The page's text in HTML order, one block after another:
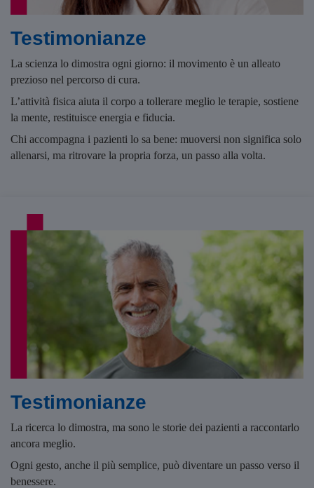
Testimonianze
La scienza lo dimostra ogni giorno: il movimento è un alleato
prezioso nel percorso di cura.
L’attività fisica aiuta il corpo a tollerare meglio le terapie, sostiene
la mente, restituisce energia e fiducia.
Chi accompagna i pazienti lo sa bene: muoversi non significa solo
allenarsi, ma ritrovare la propria forza, un passo alla volta.
Testimonianze
La ricerca lo dimostra, ma sono le storie dei pazienti a raccontarlo
ancora meglio.
Ogni gesto, anche il più semplice, può diventare un passo verso il
benessere.